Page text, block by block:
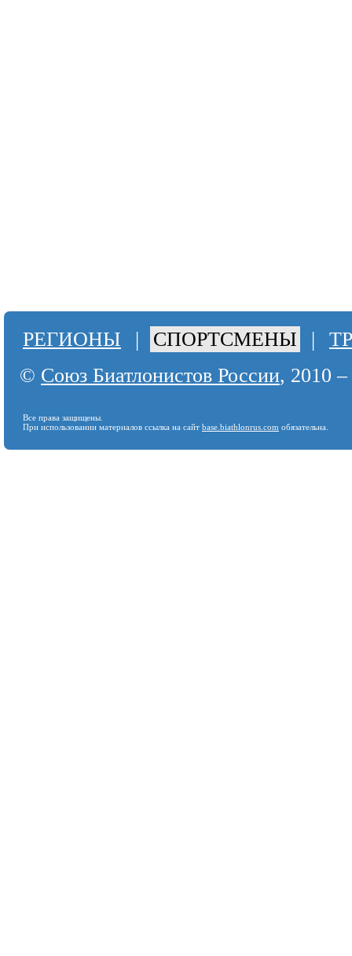
РЕГИОНЫ | СПОРТСМЕНЫ |
© Союз Биатлонистов России, 2010
Все права защищены.
При использовании материалов ссылка на сайт base.biathlonrus.com обязательна.